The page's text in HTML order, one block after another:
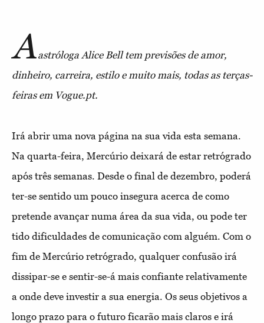
Aastróloga Alice Bell tem previsões de amor,
dinheiro, carreira, estilo e muito mais, todas as terças-
feiras em Vogue.pt.
Irá abrir uma nova página na sua vida esta semana.
Na quarta-feira, Mercúrio deixará de estar retrógrado
após três semanas. Desde o final de dezembro, poderá
ter-se sentido um pouco insegura acerca de como
pretende avançar numa área da sua vida, ou pode ter
tido dificuldades de comunicação com alguém. Com o
fim de Mercúrio retrógrado, qualquer confusão irá
dissipar-se e sentir-se-á mais confiante relativamente
a onde deve investir a sua energia. Os seus objetivos a
longo prazo para o futuro ficarão mais claros e irá